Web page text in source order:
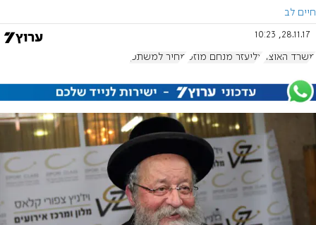
חיים לב
28.11.17, 10:23
משרד האוצר אליעזר מנחם מוזס מחיר למשתכן